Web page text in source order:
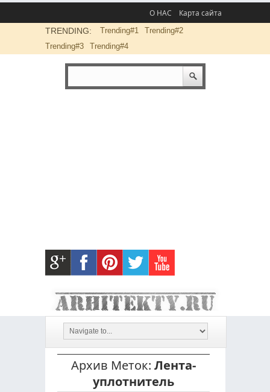
О НАС Карта сайта
TRENDING: Trending#1
Trending#2
Trending#3
Trending#4
Архив Меток: Лента-
уплотнитель